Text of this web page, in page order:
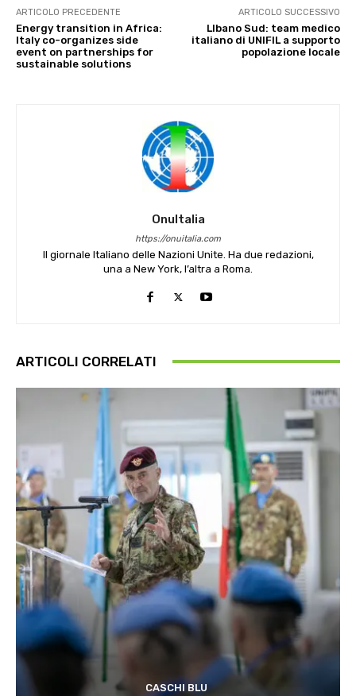
ARTICOLO PRECEDENTE
Energy transition in Africa:
Italy co-organizes side
event on partnerships for
sustainable solutions
ARTICOLO SUCCESSIVO
LIbano Sud: team medico
italiano di UNIFIL a supporto
popolazione locale
OnuItalia
https://onuitalia.com
Il giornale Italiano delle Nazioni Unite. Ha due redazioni,
una a New York, l’altra a Roma.
ARTICOLI CORRELATI
CASCHI BLU